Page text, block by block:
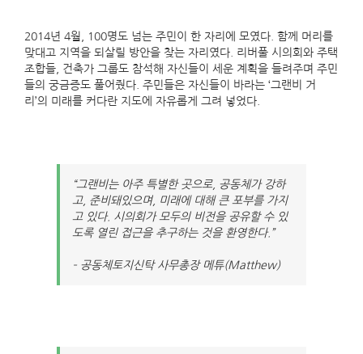
2014년 4월, 100명도 넘는 주민이 한 자리에 모였다. 함께 머리를
맞대고 지역을 되살릴 방안을 찾는 자리였다. 리버풀 시의회와 주택
조합들, 건축가 그룹도 참석해 자신들이 세운 계획을 들려주며 주민
들의 궁금증도 풀어줬다. 주민들은 자신들이 바라는 ‘그랜비 거
리’의 미래를 커다란 지도에 자유롭게 그려 넣었다.
“그랜비는 아주 특별한 곳으로, 공동체가 강하
고, 준비돼있으며, 미래에 대해 큰 포부를 가지
고 있다. 시의회가 모두의 비전을 공유할 수 있
도록 열린 접근을 추구하는 것을 환영한다.”
– 공동체토지신탁 사무총장 메튜(Matthew)